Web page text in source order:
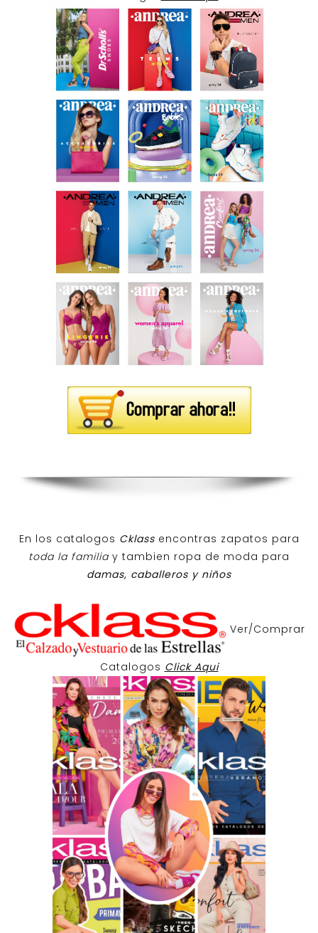
En los catalogos Cklass encontras zapatos para
toda la familiay tambien ropa de moda para
damas, caballeros y niños
Ver/Comprar
Catalogos Click Aqui